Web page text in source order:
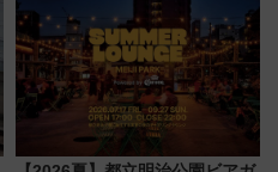
推し活を楽しもう！（2026年
8/1～31）